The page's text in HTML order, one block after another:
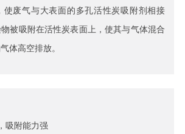
使废气与大表面的多孔活性炭吸附剂相接
被吸附在活性炭表面上，使其与气体混合
体高空排放。
吸附能力强